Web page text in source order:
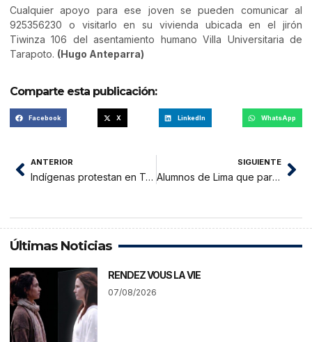
Cualquier apoyo para ese joven se pueden comunicar al
925356230 o visitarlo en su vivienda ubicada en el jirón
Tiwinza 106 del asentamiento humano Villa Universitaria de
Tarapoto. (Hugo Anteparra)
Comparte esta publicación:
Facebook X LinkedIn WhatsApp
ANTERIOR
Indígenas protestan en Tarapoto exigiendo titulación de sus tierras
SIGUIENTE
Alumnos de Lima que participaban en viaje de promoción sufrieron percance
Últimas Noticias
RENDEZ VOUS LA VIE
07/08/2026